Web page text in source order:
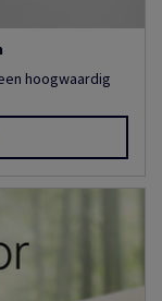
hoogwaardig